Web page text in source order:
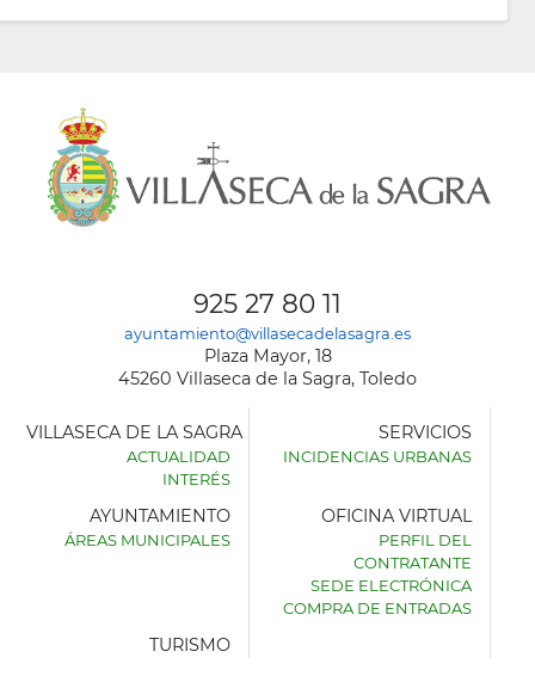
925 27 80 11
ayuntamiento@villasecadelasagra.es
Plaza Mayor, 18
45260 Villaseca de la Sagra, Toledo
AYUNTAMIENTO
VILLASECA DE LA SAGRA
ACTUALIDAD
INTERÉS
SERVICIOS
INCIDENCIAS URBANAS
AYUNTAMIENTO
ÁREAS MUNICIPALES
OFICINA VIRTUAL
PERFIL DEL
CONTRATANTE
SEDE ELECTRÓNICA
COMPRA DE ENTRADAS
TURISMO